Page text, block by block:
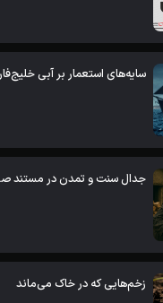
سایه‌های استعمار بر آبی
جدال سنت و تمدن در مستند
زخم‌هایی که در خاک می‌ماند